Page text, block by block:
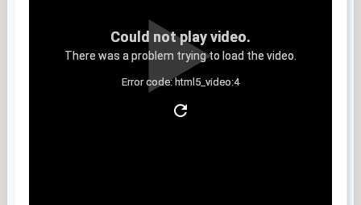
Could not play video.
There was a problem trying to load the video.
Error code: html5_video:4